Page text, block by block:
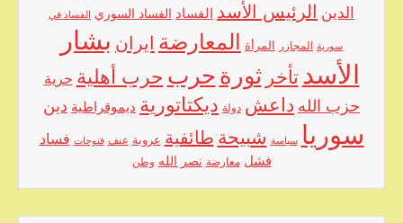
الدين الرئيس الأسد الفساد الفساد السوري الفساد في
سورية المجازر المرأة المعارضة ايران بشار
الأسد تأخر ثورة حرب حرب أهلية حرية
حزب الله داعش دولة ديكتاتورية ديموقراطية دين
سوريا سياسة شبيحة طائفية عروبة عنف فتوحات فساد
فشل معارضة نصر الله وطن